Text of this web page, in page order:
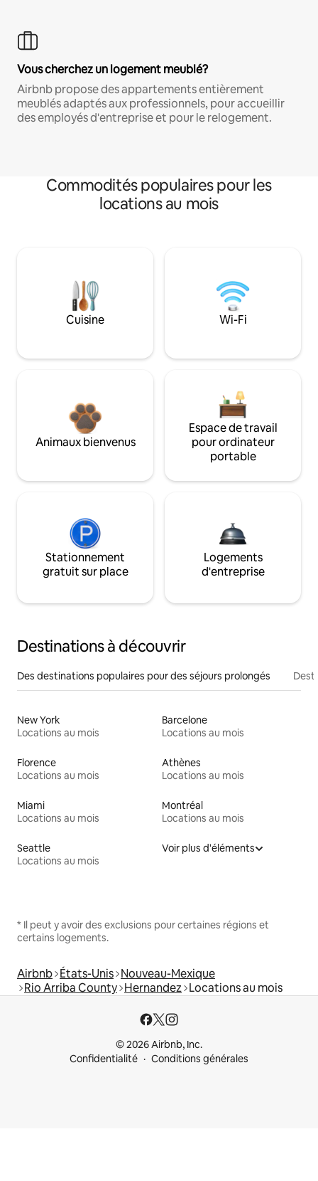
Vous cherchez un logement meublé?
Airbnb propose des appartements entièrement
meublés adaptés aux professionnels, pour accueillir
des employés d'entreprise et pour le relogement.
Commodités populaires pour les
locations au mois
Cuisine Wi-Fi
Animaux bienvenus
Espace de travail
pour ordinateur
portable
Stationnement
gratuit sur place
Logements
d'entreprise
Destinations à découvrir
Des destinations populaires pour des séjours prolongés
New York
Locations au mois
Barcelone
Locations au mois
Florence
Locations au mois
Athènes
Locations au mois
Miami
Locations au mois
Montréal
Locations au mois
Seattle
Locations au mois
Voir plus d'éléments
* Il peut y avoir des exclusions pour certaines régions et
certains logements.
Airbnb États-Unis Nouveau-Mexique
Rio Arriba County Hernandez Locations au mois
© 2026 Airbnb, Inc.
Confidentialité
Conditions générales